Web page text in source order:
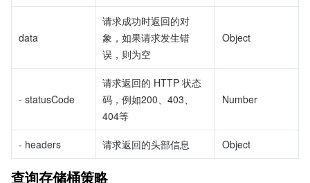
data
请求成功时返回的对
象，如果请求发生错
误，则为空
Object
- statusCode
请求返回的 HTTP 状态
码，例如200、403、
404等
Number
- headers 请求返回的头部信息 Object
查询存储桶策略